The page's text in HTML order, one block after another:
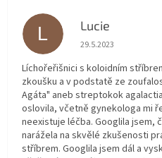
L Lucie
Hodnocení
29.5.2023
Líchořeřišnici s koloidním
zkoušku a v podstatě ze
Agáta" aneb streptokok
oslovila, včetně gynekologa mi
neexistuje léčba. Googlila jsem,
narážela na skvělé zkušenosti
stříbrem. Googlila jsem dál a